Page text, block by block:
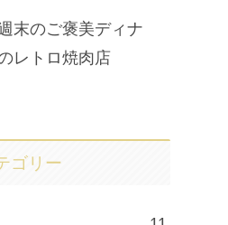
末のご褒美ディナ
レトロ焼肉店
ゴリー